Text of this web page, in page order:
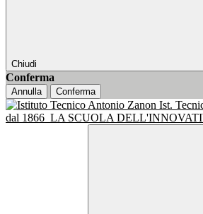
Chiudi
Conferma
Annulla Conferma
Ist.
dal 1866 LA SCUOLA